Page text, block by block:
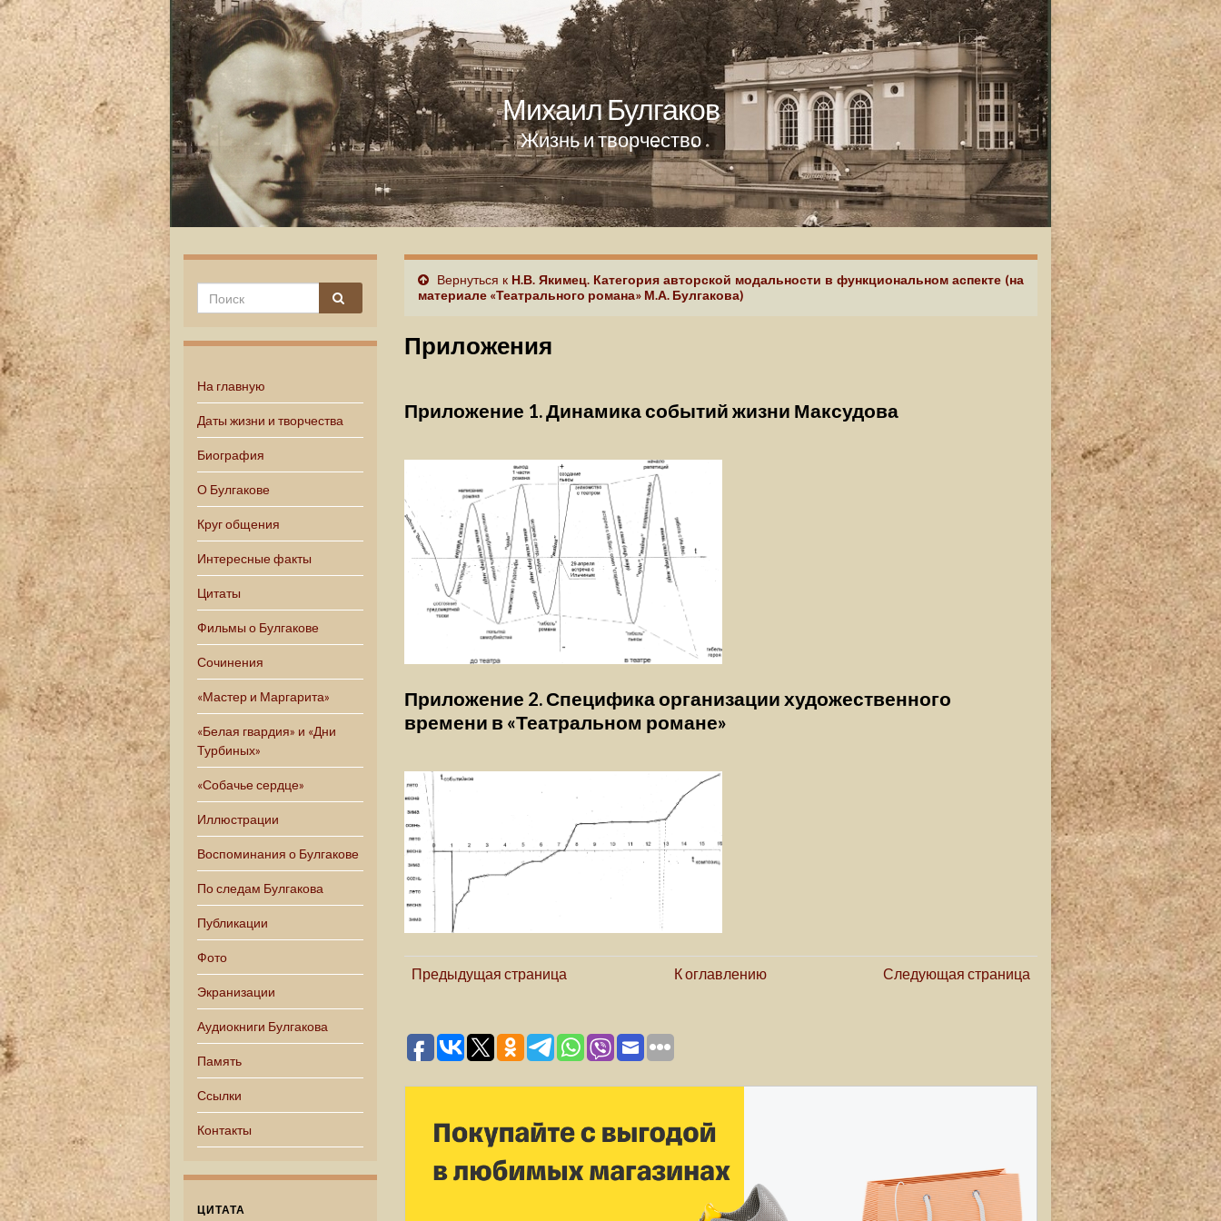
Михаил Булгаков
Жизнь и творчество
На главную
Даты жизни и творчества
Биография
О Булгакове
Круг общения
Интересные факты
Цитаты
Фильмы о Булгакове
Сочинения
«Мастер и Маргарита»
«Белая гвардия» и «Дни
Турбиных»
«Собачье сердце»
Иллюстрации
Воспоминания о Булгакове
По следам Булгакова
Публикации
Фото
Экранизации
Аудиокниги Булгакова
Память
Ссылки
Контакты
ЦИТАТА
Вернуться к Н.В. Якимец. Категория авторской модальности в функциональном аспекте (на
материале «Театрального романа» М.А. Булгакова)
Приложения
Приложение 1. Динамика событий жизни Максудова
Приложение 2. Специфика организации художественного
времени в «Театральном романе»
Предыдущая страница К оглавлению Следующая страница